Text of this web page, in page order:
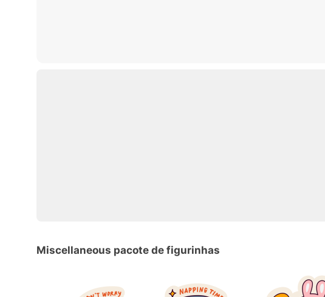
Miscellaneous pacote de figurinhas